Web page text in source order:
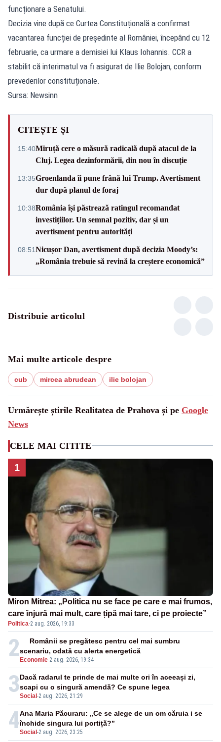
funcționare a Senatului.
Decizia vine după ce Curtea Constituțională a confirmat
vacantarea funcției de președinte al României, începând cu 12
februarie, ca urmare a demisiei lui Klaus Iohannis. CCR a
stabilit că interimatul va fi asigurat de Ilie Bolojan, conform
prevederilor constituționale.
Sursa: Newsinn
CITEȘTE ȘI
15:40Miruță cere o măsură radicală după atacul de la
Cluj. Legea dezinformării, din nou în discuție
13:35Groenlanda îi pune frână lui Trump. Avertisment
dur după planul de foraj
10:38România își păstrează ratingul recomandat
investițiilor. Un semnal pozitiv, dar și un
avertisment pentru autorități
08:51Nicușor Dan, avertisment după decizia Moody’s:
„România trebuie să revină la creștere economică”
Distribuie articolul
Mai multe articole despre
cub mircea abrudean ilie bolojan
Urmărește știrile Realitatea de Prahova și pe Google
News
CELE MAI CITITE
1
Miron Mitrea: „Politica nu se face pe care e mai frumos,
care înjură mai mult, care țipă mai tare, ci pe proiecte”
Politica·2 aug. 2026, 19:33
2 Economie-2 aug. 2026, 19:34
Românii se pregătesc pentru cel mai sumbru
scenariu, odată cu alerta energetică
3Social -2 aug. 2026, 21:29
Dacă radarul te prinde de mai multe ori în aceeași zi,
scapi cu o singură amendă? Ce spune legea
4Social -2 aug. 2026, 23:25
Ana Maria Păcuraru: „Ce se alege de un om căruia i se
închide singura lui portiță?”